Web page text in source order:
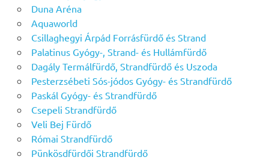
Duna Aréna
Aquaworld
Csillaghegyi Árpád Forrásfürdő és Strand
Palatinus Gyógy-, Strand- és Hullámfürdő
Dagály Termálfürdő, Strandfürdő és Uszoda
Pesterzsébeti Sós-jódos Gyógy- és Strandfürdő
Paskál Gyógy- és Strandfürdő
Csepeli Strandfürdő
Veli Bej Fürdő
Római Strandfürdő
Pünkösdfürdői Strandfürdő